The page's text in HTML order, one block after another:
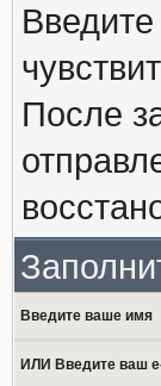
После
Введите ваше имя
ИЛИ Введите ваш